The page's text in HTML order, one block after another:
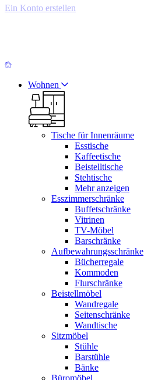
Ein Konto erstellen
Wohnen
Tische für Innenräume
Esstische
Kaffeetische
Beistelltische
Stehtische
Mehr anzeigen
Esszimmerschränke
Buffetschränke
Vitrinen
TV-Möbel
Barschränke
Aufbewahrungsschränke
Bücherregale
Kommoden
Flurschränke
Beistellmöbel
Wandregale
Seitenschränke
Wandtische
Sitzmöbel
Stühle
Barstühle
Bänke
Büromöbel